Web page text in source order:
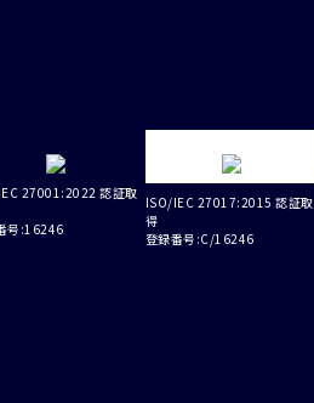
27001:2022 認証取
号:16246
ISO/IEC 27017:2015 認証取
得
登録番号:C/16246